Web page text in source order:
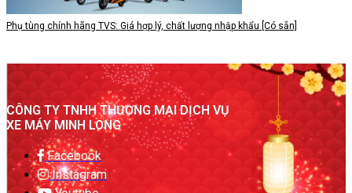
Phụ tùng chính hãng TVS: Giá hợp lý, chất lượng nhập khẩu [Có sẵn]
CÔNG TY TNHH THƯƠNG MẠI DỊCH VỤ
XE MÁY MINH LONG
Facebook
Instagram